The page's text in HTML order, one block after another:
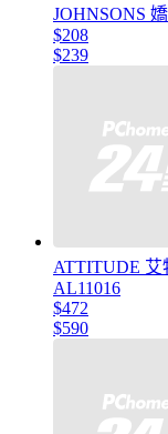
JOHNSONS
$208
$239
ATTITUDE 艾
AL11016
$472
$590